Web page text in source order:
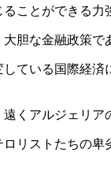
ことができる力
胆な金融政策で
ている国際経済
くアルジェリア
リストたちの卑